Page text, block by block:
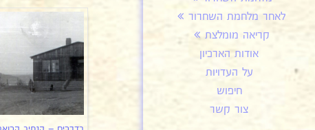
לאחר מלחמת השחרור
קריאה מומלצת
אודות הארכיון
על העדויות
חיפוש
צור קשר